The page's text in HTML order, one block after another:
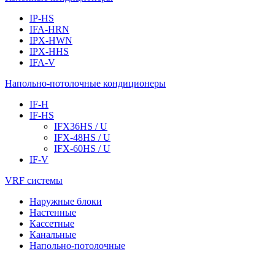
IP-HS
IFA-HRN
IPX-HWN
IPX-HHS
IFA-V
Напольно-потолочные кондиционеры
IF-H
IF-HS
IFХ36HS / U
IFХ-48HS / U
IFХ-60HS / U
IF-V
VRF системы
Наружные блоки
Настенные
Кассетные
Канальные
Напольно-потолочные